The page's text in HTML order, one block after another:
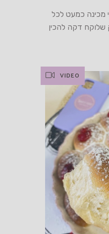
מכינה כמעט לכל
שלוקח דקה להכין
VIDEO